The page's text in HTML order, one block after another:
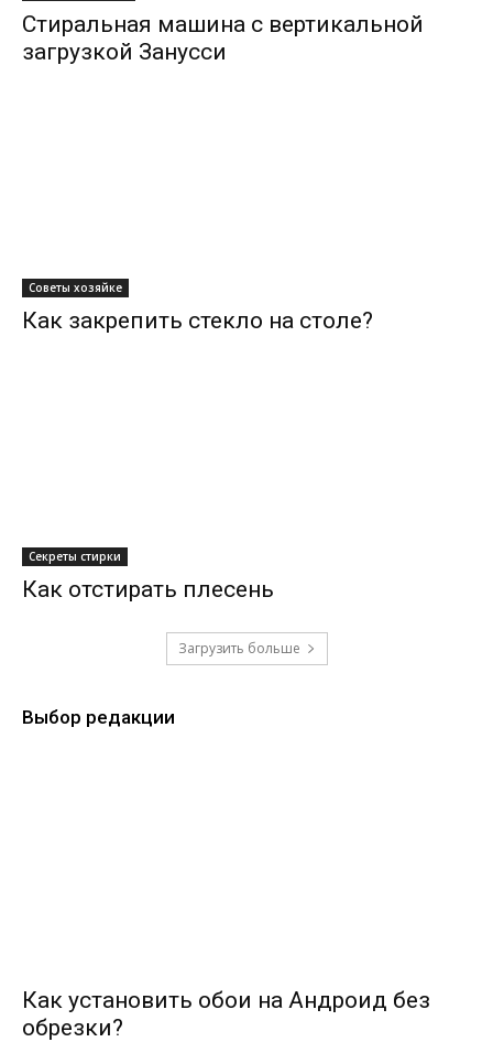
Стиральная машина с вертикальной
загрузкой Занусси
Советы хозяйке
Как закрепить стекло на столе?
Секреты стирки
Как отстирать плесень
Загрузить больше
Выбор редакции
Как установить обои на Андроид без
обрезки?